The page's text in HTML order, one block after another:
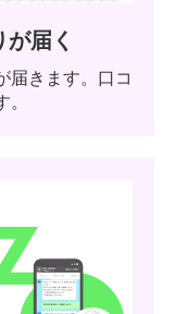
届く
届きます。口コ